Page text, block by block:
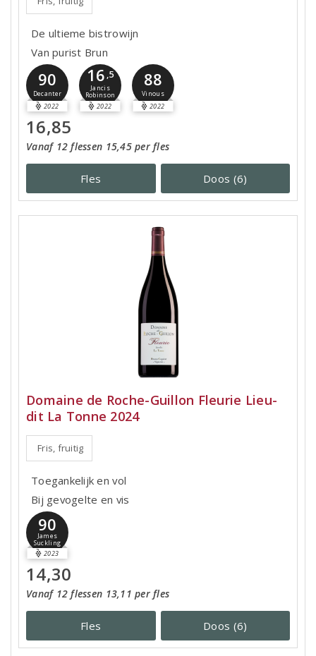
De ultieme bistrowijn
Van purist Brun
90
Decanter
2022
16 ,5
Jancis
Robinson
2022
88
Vinous
2022
16,85
Vanaf 12 flessen 15,45 per fles
Fles Doos (6)
Domaine de Roche-Guillon Fleurie Lieu-
dit La Tonne 2024
Fris, fruitig
Toegankelijk en vol
Bij gevogelte en vis
90
James
Suckling
2023
14,30
Vanaf 12 flessen 13,11 per fles
Fles Doos (6)